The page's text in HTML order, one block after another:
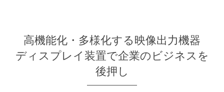
高機能化・多様化する映像出力機器
ディスプレイ装置で企業のビジネスを
後押し